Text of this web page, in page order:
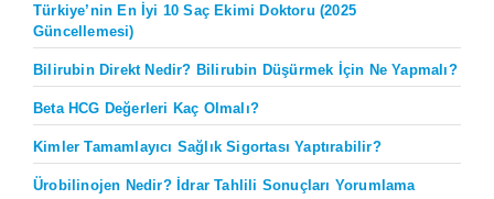
Türkiye’nin En İyi 10 Saç Ekimi Doktoru (2025
Güncellemesi)
Bilirubin Direkt Nedir? Bilirubin Düşürmek İçin Ne Yapmalı?
Beta HCG Değerleri Kaç Olmalı?
Kimler Tamamlayıcı Sağlık Sigortası Yaptırabilir?
Ürobilinojen Nedir? İdrar Tahlili Sonuçları Yorumlama